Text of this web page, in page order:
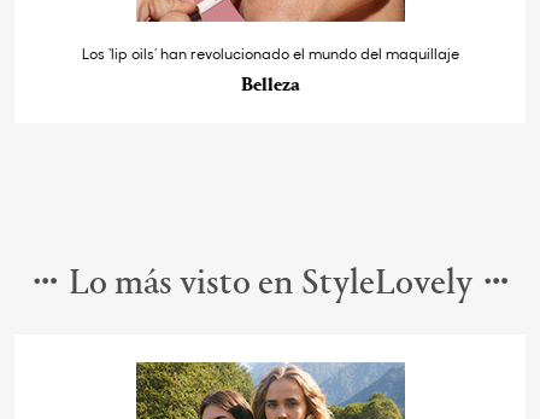
Los ‘lip oils’ han revolucionado el mundo del maquillaje
Belleza
Lo más visto en StyleLovely